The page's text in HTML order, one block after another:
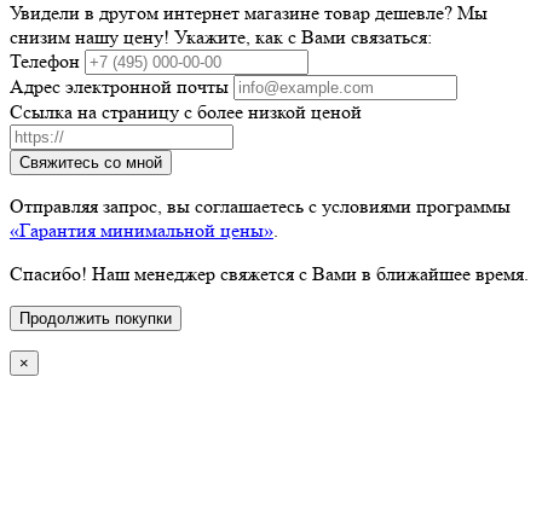
Увидели в другом интернет магазине товар дешевле? Мы
снизим нашу цену! Укажите, как с Вами связаться:
Телефон
Адрес электронной почты
Ссылка на страницу с более низкой ценой
Свяжитесь со мной
Отправляя запрос, вы соглашаетесь с условиями программы
«Гарантия минимальной цены».
Спасибо! Наш менеджер свяжется с Вами в ближайшее время.
Продолжить покупки
×